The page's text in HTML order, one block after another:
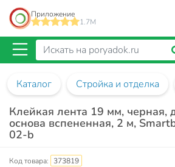
Приложение
1.7M
Каталог Стройка и отделка
Клейкая лента 19 мм, черная,
основа вспененная, 2 м,
02-b
Код товара: 373819